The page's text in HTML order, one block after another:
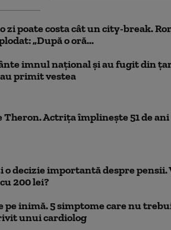
zi poate costa cât un city-break.
„După o oră...
imnul naţional şi au fugit din
primit vestea
Theron. Actrița împlinește 51 de ani
o decizie importantă despre pensii.
200 lei?
pe inimă. 5 simptome care nu
unui cardiolog